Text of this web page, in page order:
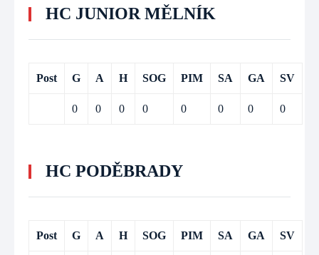
HC JUNIOR MĚLNÍK
Post G A H SOG PIM SA GA SV
0 0 0 0 0 0 0 0
HC PODĚBRADY
Post G A H SOG PIM SA GA SV